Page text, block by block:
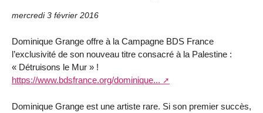
mercredi 3 février 2016
Dominique Grange offre à la Campagne BDS France
l’exclusivité de son nouveau titre consacré à la Palestine :
« Détruisons le Mur » !
https://www.bdsfrance.org/dominique...
Dominique Grange est une artiste rare. Si son premier succès,